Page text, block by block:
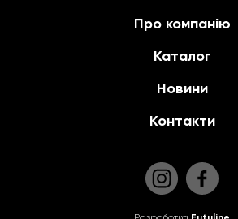
Про компанію
Каталог
Новини
Контакти